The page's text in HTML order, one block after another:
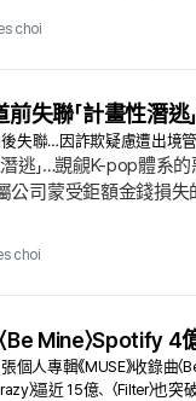
choi
前失聯「計畫性潛
失聯…因詐欺疑慮遭出境
潛逃」…覬覦K-pop體
公司蒙受鉅額金錢損
國內、等待檢方調查.
choi
Be Mine〉Spotify
個人專輯《MUSE》收錄曲
〉逼近 15億、〈Filter〉也